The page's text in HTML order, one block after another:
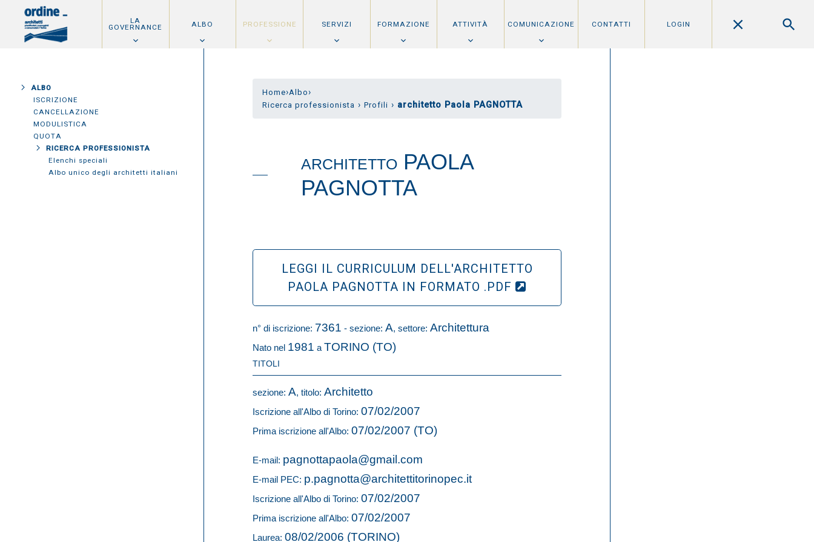
LA
GOVERNANCE ALBO PROFESSIONE SERVIZI FORMAZIONE ATTIVITÀ COMUNICAZIONE CONTATTI LOGIN
ALBO
ISCRIZIONE
CANCELLAZIONE
MODULISTICA
QUOTA
RICERCA PROFESSIONISTA
Elenchi speciali
Albo unico degli architetti italiani
Home›Albo›
Ricerca professionista › Profili › architetto Paola PAGNOTTA
ARCHITETTO PAOLA
PAGNOTTA
LEGGI IL CURRICULUM DELL'ARCHITETTO
PAOLA PAGNOTTA IN FORMATO .PDF
n° di iscrizione: 7361 - sezione: A, settore: Architettura
Nato nel 1981 a TORINO (TO)
TITOLI
sezione: A, titolo: Architetto
Iscrizione all'Albo di Torino: 07/02/2007
Prima iscrizione all'Albo: 07/02/2007 (TO)
E-mail: pagnottapaola@gmail.com
E-mail PEC: p.pagnotta@architettitorinopec.it
Iscrizione all'Albo di Torino: 07/02/2007
Prima iscrizione all'Albo: 07/02/2007
Laurea: 08/02/2006 (TORINO)